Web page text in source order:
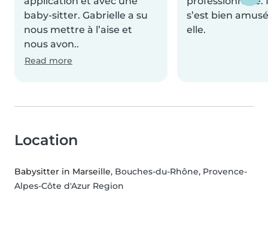
baby-sitter. Gabrielle a su
nous mettre à l’aise et
nous avon..
Read more
s’est bien
elle.
Location
Babysitter in Marseille, Bouches-du-Rhône, Provence-
Alpes-Côte d'Azur Region